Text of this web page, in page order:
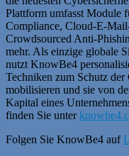
Plattform umfasst Module
Compliance, Cloud-E-
Crowdsourced Anti-
mehr. Als einzige globale
nutzt KnowBe4
Techniken zum Schutz
mobilisieren und sie von
Kapital eines
finden Sie unter
Folgen Sie KnowBe4 auf